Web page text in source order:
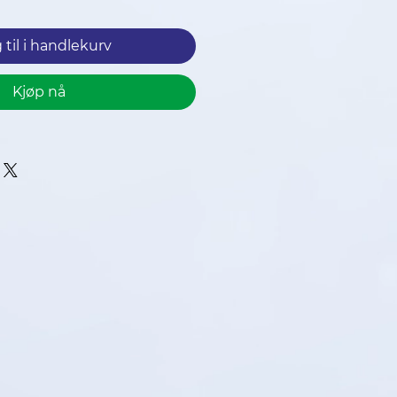
til i handlekurv
Kjøp nå